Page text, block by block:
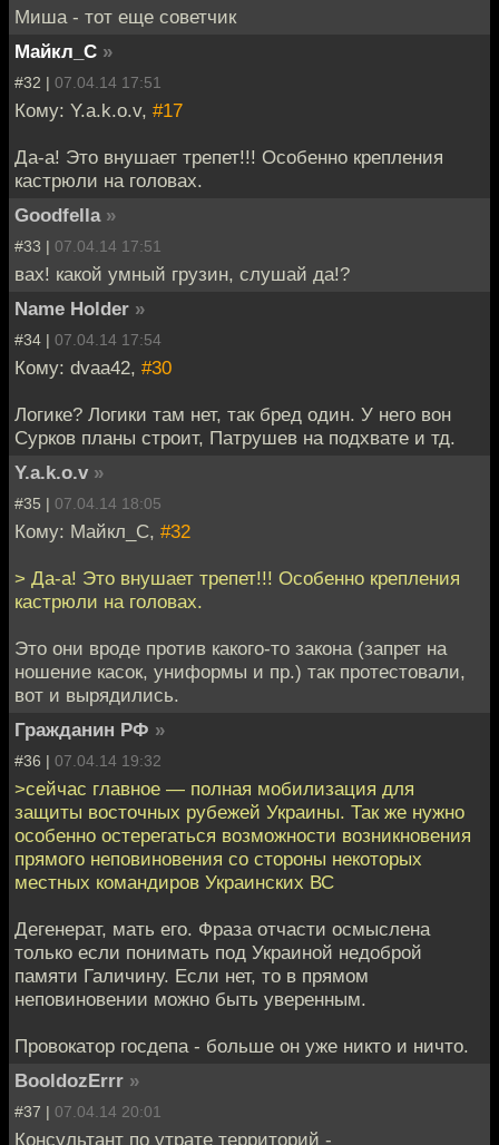
Миша - тот еще советчик
Майкл_С »
#32 | 07.04.14 17:51
Кому: Y.a.k.o.v, #17
Да-а! Это внушает трепет!!! Особенно крепления
кастрюли на головах.
Goodfella »
#33 | 07.04.14 17:51
вах! какой умный грузин, слушай да!?
Name Holder »
#34 | 07.04.14 17:54
Кому: dvaa42, #30
Логике? Логики там нет, так бред один. У него вон
Сурков планы строит, Патрушев на подхвате и тд.
Y.a.k.o.v »
#35 | 07.04.14 18:05
Кому: Майкл_С, #32
> Да-а! Это внушает трепет!!! Особенно крепления
кастрюли на головах.
Это они вроде против какого-то закона (запрет на
ношение касок, униформы и пр.) так протестовали,
вот и вырядились.
Гражданин РФ »
#36 | 07.04.14 19:32
>сейчас главное — полная мобилизация для
защиты восточных рубежей Украины. Так же нужно
особенно остерегаться возможности возникновения
прямого неповиновения со стороны некоторых
местных командиров Украинских ВС
Дегенерат, мать его. Фраза отчасти осмыслена
только если понимать под Украиной недоброй
памяти Галичину. Если нет, то в прямом
неповиновении можно быть уверенным.
Провокатор госдепа - больше он уже никто и ничто.
BooldozErrr »
#37 | 07.04.14 20:01
Консультант по утрате территорий -